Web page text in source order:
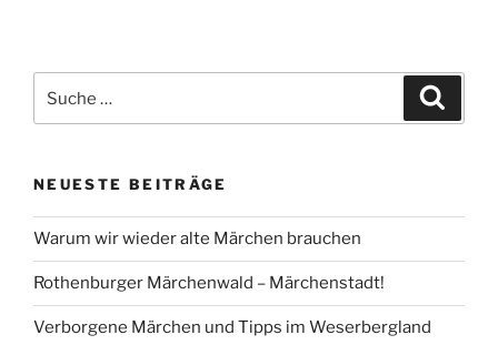
nach:
NEUESTE BEITRÄGE
Warum wir wieder alte Märchen brauchen
Rothenburger Märchenwald – Märchenstadt!
Verborgene Märchen und Tipps im Weserbergland